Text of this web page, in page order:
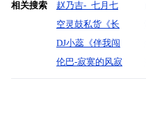
相关搜索
赵乃吉-_七月七
日晴_DJ（朔州
DJ阿星MIX
空灵鼓私货《长
城_美丽的神话_
撕夜_约定_喜欢
DJ小蕊《伴我闯
荡》3D环绕歌曲
伦巴-寂寞的风寂